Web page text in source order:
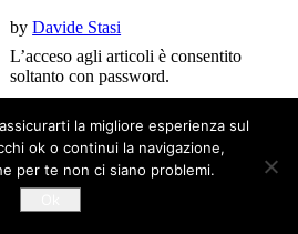
byDavide Stasi
L’acceso agli articoli è consentito
soltanto con password.
blog sono liberi da copyright
la migliore esperienza sul
ok o continui la navigazione,
per te non ci siano problemi.